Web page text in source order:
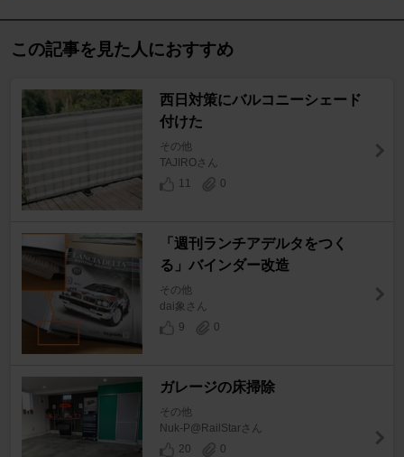
この記事を見た人におすすめ
西日対策にバルコニーシェード
付けた
その他
TAJIROさん
11
0
「週刊ランチアデルタをつく
る」バインダー改造
その他
dai象さん
9
0
ガレージの床掃除
その他
Nuk-P@RailStarさん
20
0